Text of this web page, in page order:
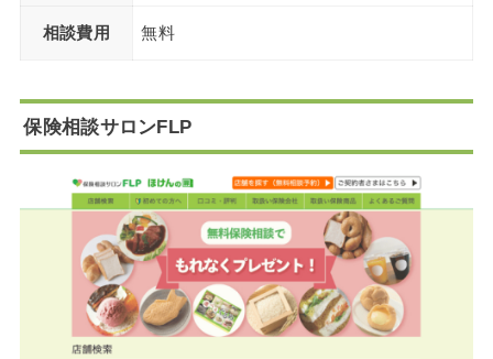
相談費用 無料
保険相談サロンFLP